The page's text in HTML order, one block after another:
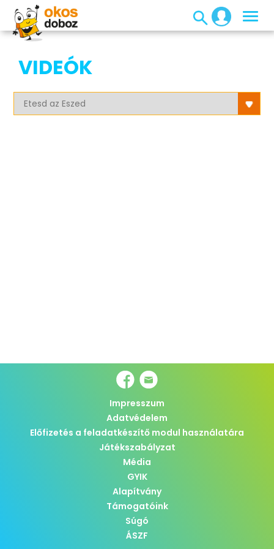
VIDEÓK
Impresszum
Adatvédelem
Előfizetés a feladatkészítő modul használatára
Játékszabályzat
Média
GYIK
Alapítvány
Támogatóink
Súgó
ÁSZF